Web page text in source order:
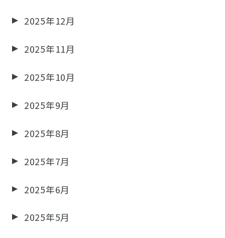
2025年12月
2025年11月
2025年10月
2025年9月
2025年8月
2025年7月
2025年6月
2025年5月